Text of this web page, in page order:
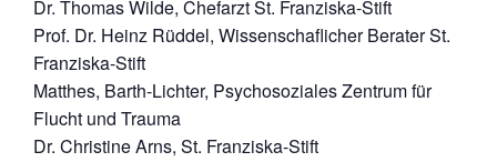
Dr. Thomas Wilde, Chefarzt St. Franziska-Stift
Prof. Dr. Heinz Rüddel, Wissenschaflicher Berater St.
Franziska-Stift
Matthes, Barth-Lichter, Psychosoziales Zentrum für
Flucht und Trauma
Dr. Christine Arns, St. Franziska-Stift